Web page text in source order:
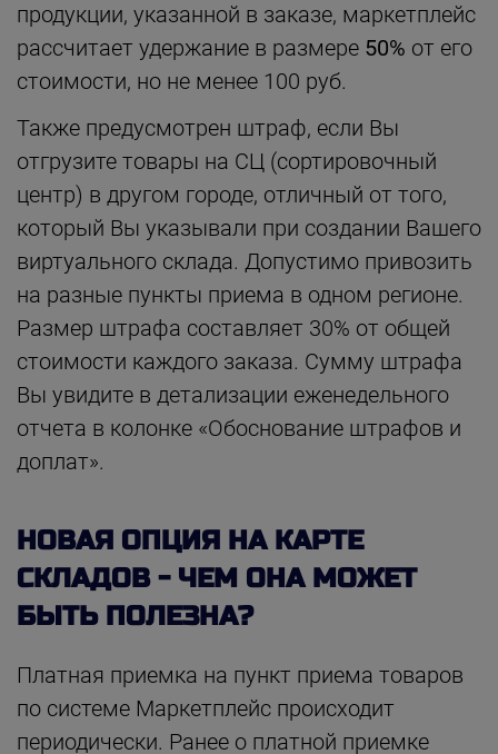
продукции, указанной в заказе, маркетплейс
рассчитает удержание в размере 50% от его
стоимости, но не менее 100 руб.
Также предусмотрен штраф, если Вы
отгрузите товары на СЦ (сортировочный
центр) в другом городе, отличный от того,
который Вы указывали при создании Вашего
виртуального склада. Допустимо привозить
на разные пункты приема в одном регионе.
Размер штрафа составляет 30% от общей
стоимости каждого заказа. Сумму штрафа
Вы увидите в детализации еженедельного
отчета в колонке «Обоснование штрафов и
доплат».
НОВАЯ ОПЦИЯ НА КАРТЕ
СКЛАДОВ - ЧЕМ ОНА МОЖЕТ
БЫТЬ ПОЛЕЗНА?
Платная приемка на пункт приема товаров
по системе Маркетплейс происходит
периодически. Ранее о платной приемке